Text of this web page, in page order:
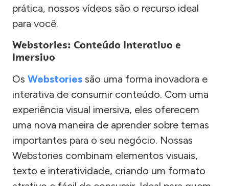
prática, nossos vídeos são o recurso ideal
para você.
Webstories: Conteúdo Interativo e
Imersivo
Os Webstories são uma forma inovadora e
interativa de consumir conteúdo. Com uma
experiência visual imersiva, eles oferecem
uma nova maneira de aprender sobre temas
importantes para o seu negócio. Nossas
Webstories combinam elementos visuais,
texto e interatividade, criando um formato